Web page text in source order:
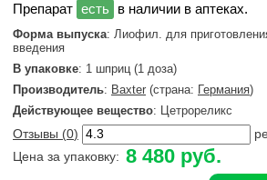
в наличии в аптеках.
Форма выпуска: Лиофил. для
введения
В упаковке: 1 шприц (1 доза)
Производитель: Baxter (страна: Германия)
Действующее вещество: Цетрореликс
Отзывы (0)
Цена за упаковку: 8 480 руб.